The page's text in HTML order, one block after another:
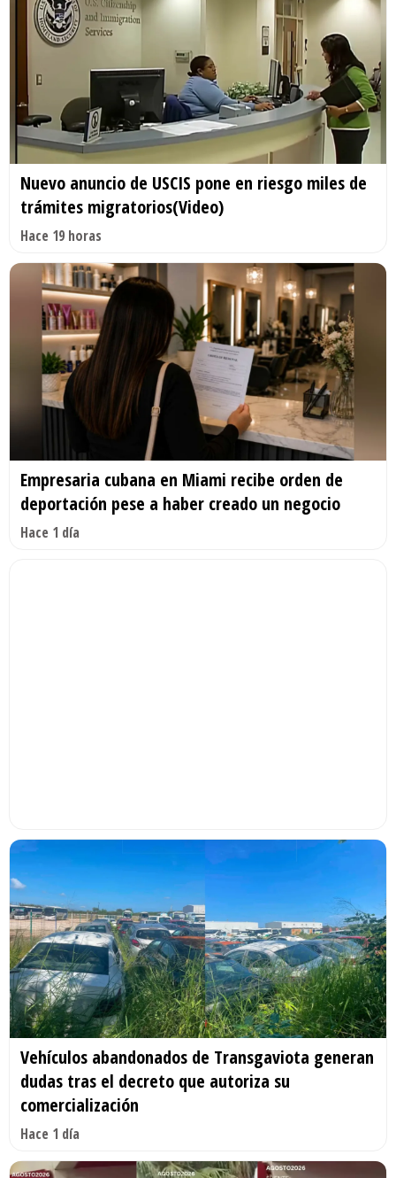
Nuevo anuncio de USCIS pone en riesgo miles de
trámites migratorios(Video)
Hace 19 horas
Empresaria cubana en Miami recibe orden de
deportación pese a haber creado un negocio
Hace 1 día
Vehículos abandonados de Transgaviota generan
dudas tras el decreto que autoriza su
comercialización
Hace 1 día